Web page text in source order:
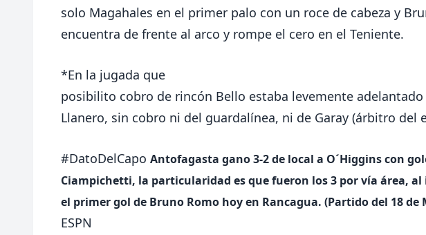
solo Magahales en el primer palo con un roce de cabeza y
encuentra de frente al arco y rompe el cero en el Teniente.
*En la jugada que
posibilito cobro de rincón Bello estaba levemente
Llanero, sin cobro ni del guardalínea, ni de Garay (árbitro del
#DatoDelCapo Antofagasta gano 3-2 de local a O´Higgins con
Ciampichetti, la particularidad es que fueron los 3 por vía área, al
el primer gol de Bruno Romo hoy en Rancagua. (Partido del 18 de
ESPN